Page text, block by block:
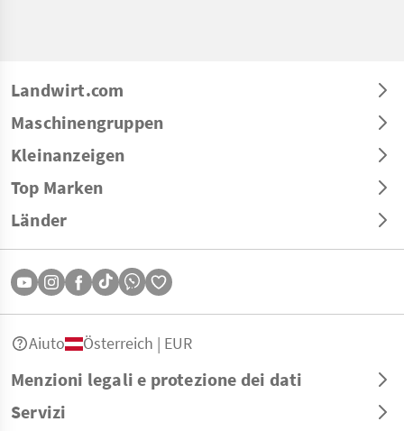
Landwirt.com
Maschinengruppen
Kleinanzeigen
Top Marken
Länder
Menzioni legali e protezione dei dati
Servizi
Aiuto Österreich | EUR